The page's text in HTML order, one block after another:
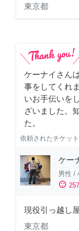
東京都
ケーナイさん
事をしてくれ
いお手伝いを
ざいました。
た。
依頼されたチケット
ケー
男性 /
sentiment_satisfied 257
現役引っ越し
東京都